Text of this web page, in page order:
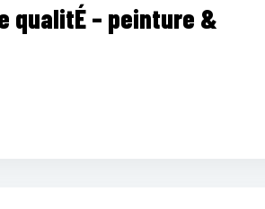
qualitÉ – peinture &